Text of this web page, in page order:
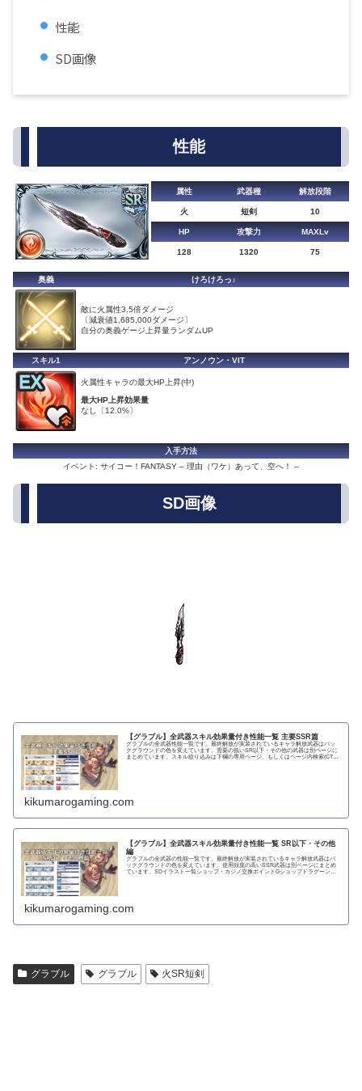
性能
SD画像
性能
属性 武器種 解放段階
火 短剣 10
HP 攻撃力 MAXLv
128 1320 75
奥義 けろけろっ♪
敵に火属性3.5倍ダメージ
〔減衰値1,685,000ダメージ〕
自分の奥義ゲージ上昇量ランダムUP
スキル1 アンノウン・VIT
火属性キャラの最大HP上昇(中)
最大HP上昇効果量
なし〔12.0%〕
入手方法
イベント: サイコー！FANTASY – 理由（ワケ）あって、空へ！ –
SD画像
【グラブル】全武器スキル効果量付き性能一覧 主要SSR篇
グラブルの全武器性能一覧です。最終解放が実装されているキャラ解放武器はバッ
クグラウンドの色を変えています。需要の低いSR以下・その他の武器は別ページに
まとめています。スキル絞り込みは下欄の専用ページ、もしくはページ内検索(CTRL
kikumarogaming.com
【グラブル】全武器スキル効果量付き性能一覧 SR以下・その他
編
グラブルの全武器の性能一覧です。最終解放が実装されているキャラ解放武器はバ
ックグラウンドの色を変えています。使用頻度の高いSSR武器は別ページにまとめ
ています。SDイラスト一覧ショップ・カジノ交換ポイントGショップドラグーンラ
kikumarogaming.com
グラブル グラブル 火SR短剣